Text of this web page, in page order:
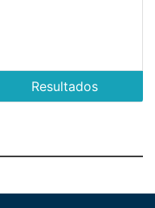
Resultados